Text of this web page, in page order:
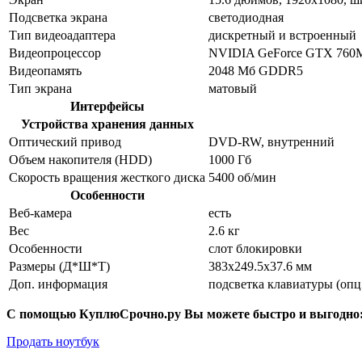
Подсветка экрана
светодиодная
Тип видеоадаптера
дискретный и встроенный
Видеопроцессор
NVIDIA GeForce GTX
Видеопамять
2048 Мб GDDR5
Тип экрана
матовый
Интерфейсы
Устройства хранения данных
Оптический привод
DVD-RW, внутренний
Объем накопителя (HDD)
1000 Гб
Скорость вращения жесткого диска 5400 об/мин
Особенности
Веб-камера
есть
Вес
2.6 кг
Особенности
слот блокировки
Размеры (Д*Ш*Т)
383x249.5x37.6 мм
Доп. информация
подсветка клавиатуры
С помощью КуплюСрочно.ру Вы можете быстро и выгодно:
Продать ноутбук